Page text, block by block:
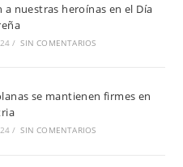
a nuestras heroínas en el Día
/ SIN COMENTARIOS
se mantienen firmes en
/ SIN COMENTARIOS